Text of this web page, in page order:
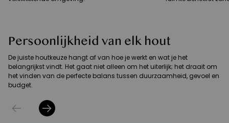
Persoonlijkheid van elk hout
De juiste houtkeuze hangt af van hoe je werkt en wat je het
belangrijkst vindt. Het gaat niet alleen om het uiterlijk; het draait om
het vinden van de perfecte balans tussen duurzaamheid, gevoel en
budget.